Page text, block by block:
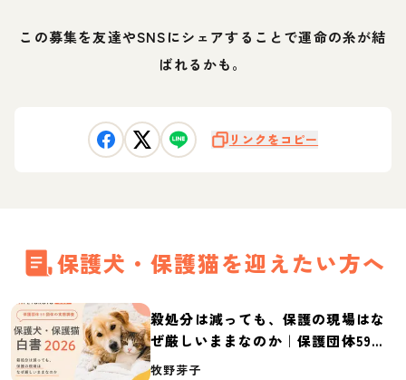
この募集を友達やSNSにシェアすることで運命の糸が結
ばれるかも。
リンクをコピー
保護犬・保護猫を迎えたい方へ
殺処分は減っても、保護の現場はな
ぜ厳しいままなのか｜保護団体59団
体の実態調査【保護犬・保護猫白書
牧野芽子